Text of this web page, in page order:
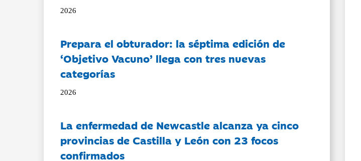
2026
Prepara el obturador: la séptima edición de
‘Objetivo Vacuno’ llega con tres nuevas
categorías
2026
La enfermedad de Newcastle alcanza ya cinco
provincias de Castilla y León con 23 focos
confirmados